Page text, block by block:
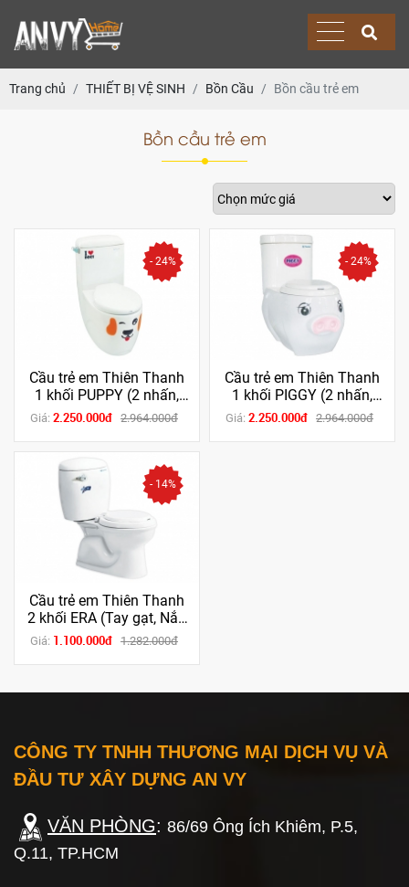
Trang chủ THIẾT BỊ VỆ SINH Bồn Cầu Bồn cầu trẻ em
Bồn cầu trẻ em
- 24%
Cầu trẻ em Thiên Thanh
1 khối PUPPY (2 nhấn,
Nắp rơi êm)
Giá: 2.250.000đ 2.964.000đ
- 24%
Cầu trẻ em Thiên Thanh
1 khối PIGGY (2 nhấn,
Nắp rơi êm)
Giá: 2.250.000đ 2.964.000đ
- 14%
Cầu trẻ em Thiên Thanh
2 khối ERA (Tay gạt, Nắp
thường)
Giá: 1.100.000đ 1.282.000đ
CÔNG TY TNHH THƯƠNG MẠI DỊCH VỤ VÀ
ĐẦU TƯ XÂY DỰNG AN VY
VĂN PHÒNG: 86/69 Ông Ích Khiêm, P.5,
Q.11, TP.HCM